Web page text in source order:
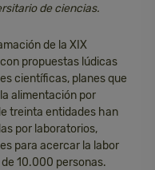
de ciencias.
de la XIX
propuestas lúdicas
científicas, planes que
alimentación por
treinta entidades han
por laboratorios,
para acercar la labor
10.000 personas.